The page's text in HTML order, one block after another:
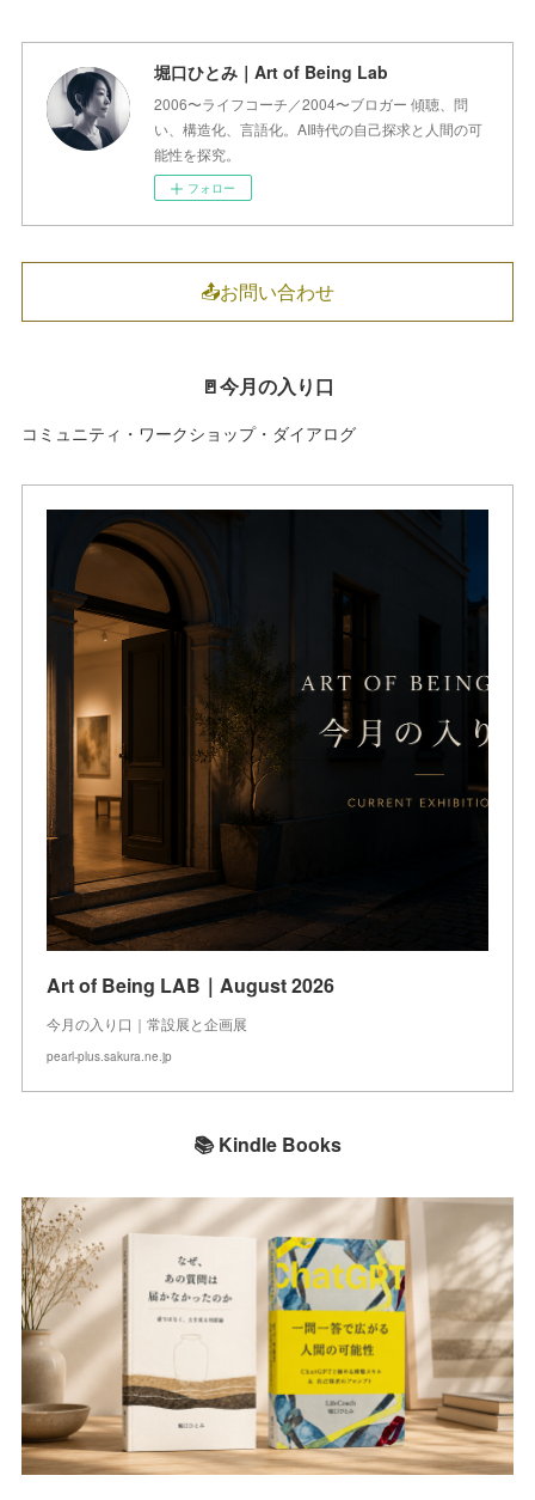
堀口ひとみ｜Art of Being Lab
2006〜ライフコーチ／2004〜ブロガー 傾聴、問
い、構造化、言語化。AI時代の自己探求と人間の可
能性を探究。
フォロー
📤お問い合わせ
🚪今月の入り口
コミュニティ・ワークショップ・ダイアログ
Art of Being LAB｜August 2026
今月の入り口｜常設展と企画展
pearl-plus.sakura.ne.jp
📚 Kindle Books